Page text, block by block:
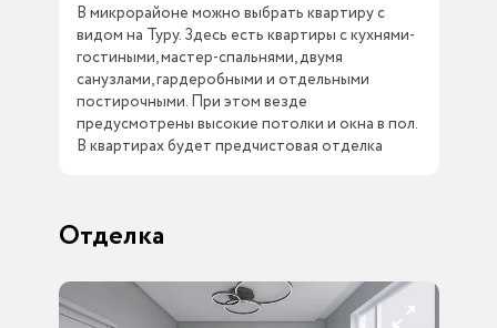
В микрорайоне можно выбрать квартиру с
видом на Туру. Здесь есть квартиры с кухнями-
гостиными, мастер-спальнями, двумя
санузлами, гардеробными и отдельными
постирочными. При этом везде
предусмотрены высокие потолки и окна в пол.
В квартирах будет предчистовая отделка
Отделка